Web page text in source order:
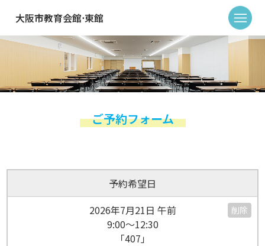
大阪市教育会館⋅東館
ご予約フォーム
予約希望日
2026年7月21日 午前
9:00～12:30
「407」
削除